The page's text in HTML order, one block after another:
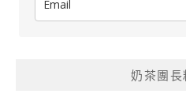
奶茶團長